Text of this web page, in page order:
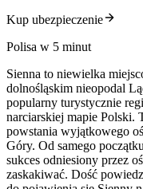
Kup ubezpieczenie
Polisa w 5 minut
Sienna to niewielka
dolnośląskim nieopodal
popularny turystycznie
narciarskiej mapie Polski.
powstania wyjątkowego
Góry. Od samego
sukces odniesiony przez
zaskakiwać. Dość